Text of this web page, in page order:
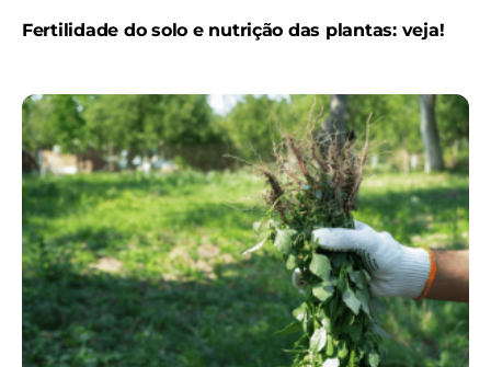
Fertilidade do solo e nutrição das plantas: veja!